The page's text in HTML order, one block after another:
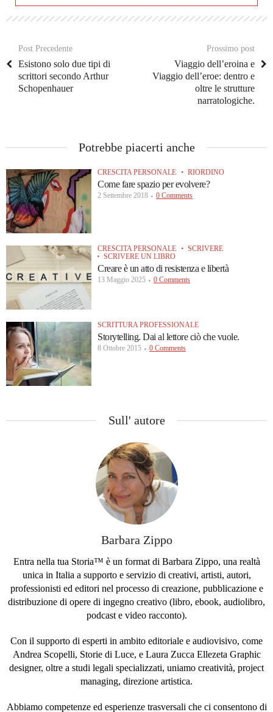
Post Precedente
Esistono solo due tipi di
scrittori secondo Arthur
Schopenhauer
Prossimo post
Viaggio dell’eroina e
Viaggio dell’eroe: dentro e
oltre le strutture
narratologiche.
Potrebbe piacerti anche
CRESCITA PERSONALE RIORDINO
Come fare spazio per evolvere?
2 Settembre 2018 0 Comments
CRESCITA PERSONALE
SCRIVERE
SCRIVERE UN LIBRO
Creare è un atto di resistenza e libertà
13 Maggio 2025 0 Comments
SCRITTURA PROFESSIONALE
Storytelling. Dai al lettore ciò che vuole.
8 Ottobre 2015 0 Comments
Sull' autore
Barbara Zippo
Entra nella tua Storia™ è un format di Barbara Zippo, una realtà
unica in Italia a supporto e servizio di creativi, artisti, autori,
professionisti ed editori nel processo di creazione, pubblicazione e
distribuzione di opere di ingegno creativo (libro, ebook, audiolibro,
podcast e video racconto).
Con il supporto di esperti in ambito editoriale e audiovisivo, come
Andrea Scopelli, Storie di Luce, e Laura Zucca Ellezeta Graphic
designer, oltre a studi legali specializzati, uniamo creatività, project
managing, direzione artistica.
Abbiamo competenze ed esperienze trasversali che ci consentono di